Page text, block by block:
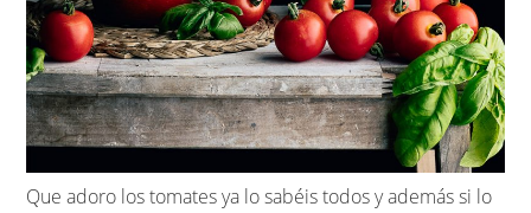
Que adoro los tomates ya lo sabéis todos y además si lo